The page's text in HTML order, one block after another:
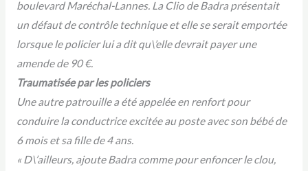
boulevard Maréchal-Lannes. La Clio de Badra présentait
un défaut de contrôle technique et elle se serait emportée
lorsque le policier lui a dit qu\’elle devrait payer une
amende de 90 €.
Traumatisée par les policiers
Une autre patrouille a été appelée en renfort pour
conduire la conductrice excitée au poste avec son bébé de
6 mois et sa fille de 4 ans.
« D\’ailleurs, ajoute Badra comme pour enfoncer le clou,